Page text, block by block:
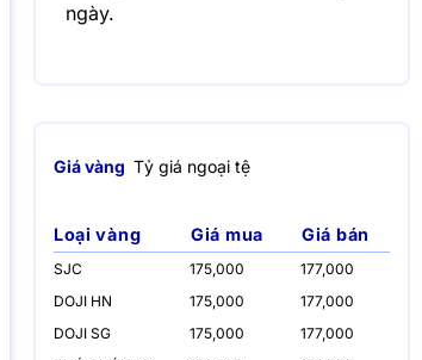
ngày.
Giá vàng Tỷ giá ngoại tệ
Loại vàng Giá mua Giá bán
SJC 175,000
177,000
DOJI HN
175,000
177,000
DOJI SG
175,000
177,000